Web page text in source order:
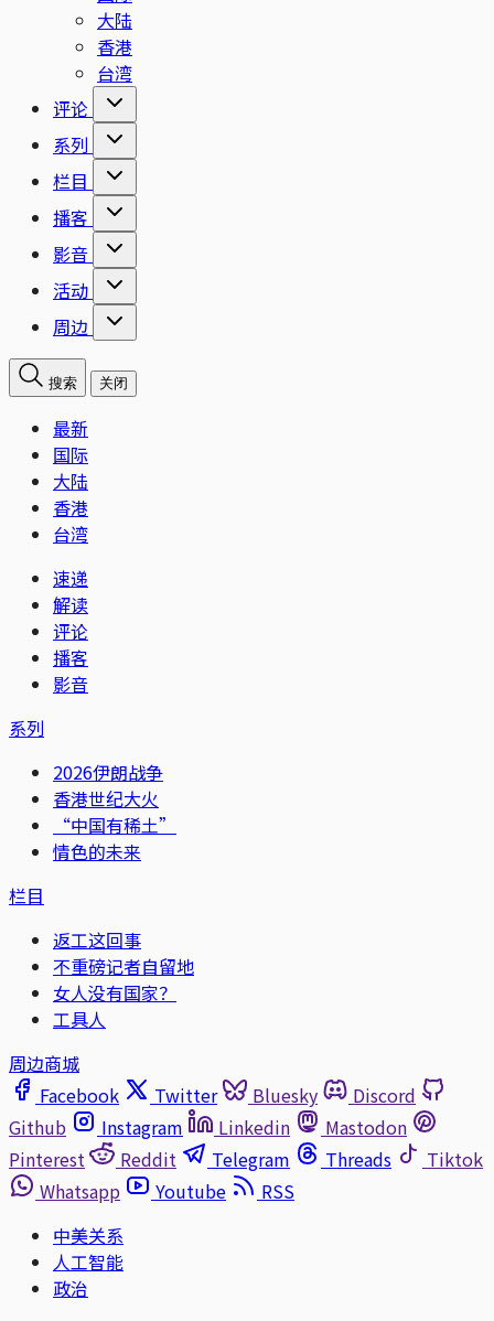
大陆
香港
台湾
评论
系列
栏目
播客
影音
活动
周边
搜索 关闭
最新
国际
大陆
香港
台湾
速递
解读
评论
播客
影音
系列
2026伊朗战争
香港世纪大火
“中国有稀土”
情色的未来
栏目
返工这回事
不重磅记者自留地
女人没有国家？
工具人
周边商城
Facebook
Twitter Bluesky
Discord
Github
Instagram Linkedin
Mastodon
Pinterest
Reddit Telegram Threads
Tiktok
Whatsapp
Youtube
RSS
中美关系
人工智能
政治